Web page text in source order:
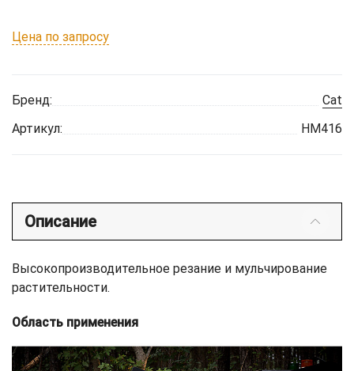
Цена по запросу
Бренд:
Cat
Артикул:
HM416
Описание
Высокопроизводительное резание и мульчирование
растительности.
Область применения